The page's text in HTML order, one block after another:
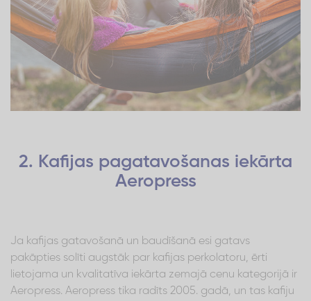
2. Kafijas pagatavošanas iekārta
Aeropress
Ja kafijas gatavošanā un baudīšanā esi gatavs
pakāpties solīti augstāk par kafijas perkolatoru, ērti
lietojama un kvalitatīva iekārta zemajā cenu kategorijā ir
Aeropress. Aeropress tika radīts 2005. gadā, un tas kafiju